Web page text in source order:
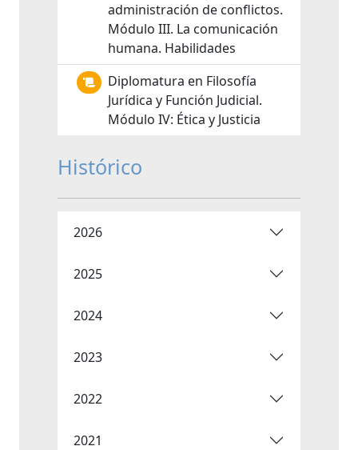
administración de conflictos.
Módulo III. La comunicación
humana. Habilidades
Diplomatura en Filosofía
Jurídica y Función Judicial.
Módulo IV: Ética y Justicia
Histórico
2026
2025
2024
2023
2022
2021